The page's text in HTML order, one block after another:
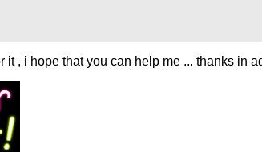
, i hope that you can help me ... thanks in